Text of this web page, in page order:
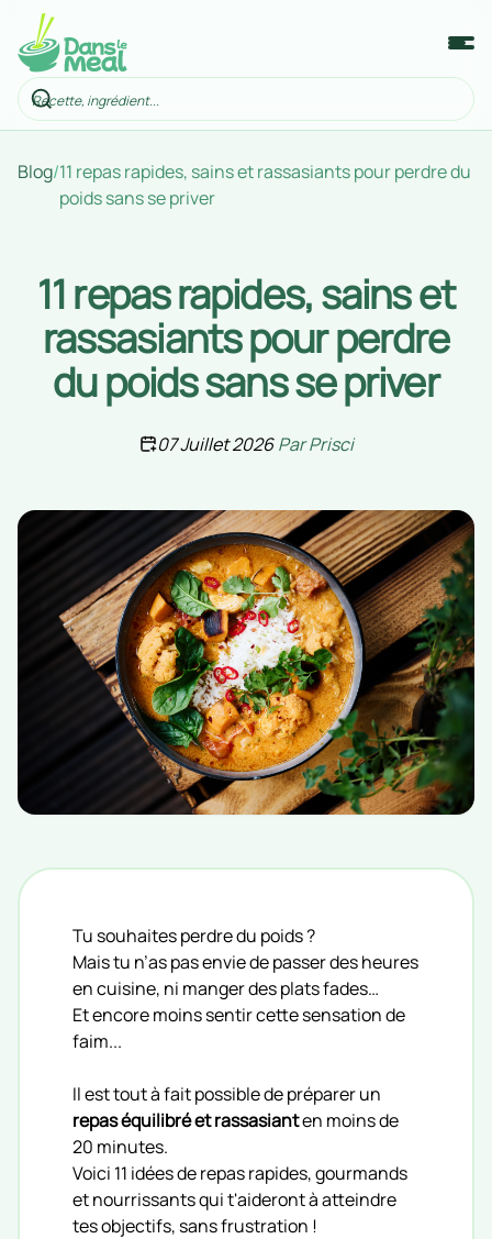
Blog/11 repas rapides, sains et rassasiants pour perdre du
poids sans se priver
11 repas rapides, sains et
rassasiants pour perdre
du poids sans se priver
07 Juillet 2026 ParPrisci
Tu souhaites perdre du poids ?
Mais tu n’as pas envie de passer des heures
en cuisine, ni manger des plats fades…
Et encore moins sentir cette sensation de
faim...
Il est tout à fait possible de préparer un
repas équilibré et rassasianten moins de
20 minutes.
Voici 11 idées de repas rapides, gourmands
et nourrissants qui t'aideront à atteindre
tes objectifs, sans frustration !